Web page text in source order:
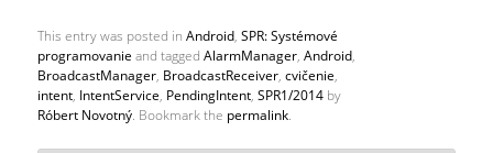
This entry was posted inAndroid,SPR: Systémové
programovanie and taggedAlarmManager,Android,
BroadcastManager, BroadcastReceiver,cvičenie,
intent, IntentService, PendingIntent,SPR1/2014 by
Róbert Novotný. Bookmark the permalink.